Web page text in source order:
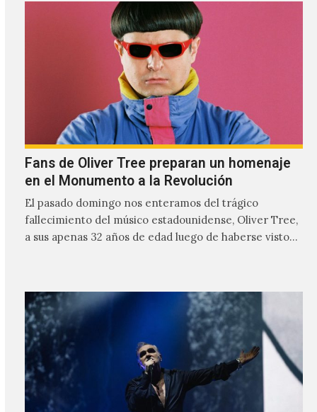
mezcla de post-punk, coldwave y letras
profundamente melancólicas.
Fans de Oliver Tree preparan un homenaje
en el Monumento a la Revolución
El pasado domingo nos enteramos del trágico
fallecimiento del músico estadounidense, Oliver Tree,
a sus apenas 32 años de edad luego de haberse visto